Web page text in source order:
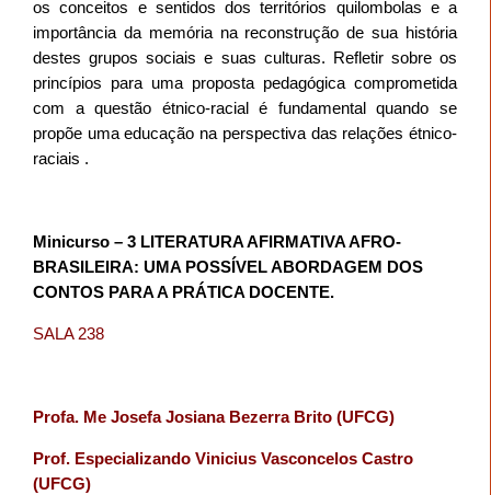
os conceitos e sentidos dos territórios quilombolas ea
importância da memória na reconstrução de sua história
destes grupos sociais e suas culturas. Refletir sobre os
princípios para uma proposta pedagógica comprometida
com a questão étnico-racial é fundamental quando se
propõe uma educação na perspectiva das relações étnico-
raciais .
Minicurso – 3 LITERATURA AFIRMATIVA AFRO-
BRASILEIRA: UMA POSSÍVEL ABORDAGEM DOS
CONTOS PARA A PRÁTICA DOCENTE.
SALA 238
Profa. Me Josefa Josiana Bezerra Brito (UFCG)
Prof. Especializando Vinicius Vasconcelos Castro
(UFCG)